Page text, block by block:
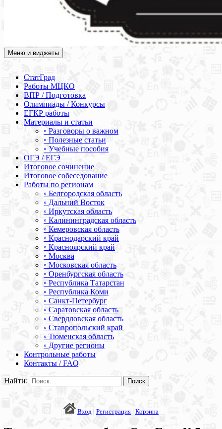
Академия СОВА
Подготовка к ЕГЭ, ОГЭ, ВПР, МЦКО, СтатГрад, КДР, ВОШ,
Меню и виджеты
СтатГрад
Работы МЦКО
ВПР / Подготовка
Олимпиады / Конкурсы
ЕГКР работы
Материалы и статьи
◦ Разговоры о важном
◦ Полезные статьи
◦ Учебные пособия
ОГЭ / ЕГЭ
Итоговое сочинение
Итоговое собеседование
Работы по регионам
◦ Белгородская область
◦ Дальний Восток
◦ Иркутская область
◦ Калининградская область
◦ Кемеровская область
◦ Краснодарский край
◦ Красноярский край
◦ Москва
◦ Московская область
◦ Оренбургская область
◦ Республика Татарстан
◦ Республика Коми
◦ Санкт-Петербург
◦ Саратовская область
◦ Свердловская область
◦ Ставропольский край
◦ Тюменская область
◦ Другие регионы
Контрольные работы
Контакты / FAQ
Найти:
Вход | Регистрация | Корзина